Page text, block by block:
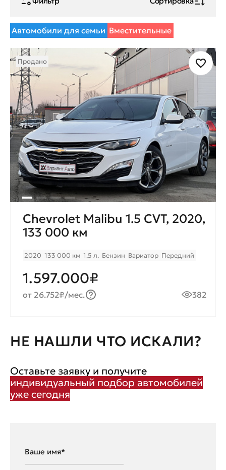
Автомобили для семьи Вместительные
Продано
Chevrolet Malibu 1.5 CVT, 2020,
133 000 км
2020 133 000 км 1.5 л. Бензин Вариатор Передний
1.597.000₽
от 26.752₽/мес. 382
НЕ НАШЛИ ЧТО ИСКАЛИ?
Оставьте заявку и получите
индивидуальный подбор автомобилей
уже сегодня